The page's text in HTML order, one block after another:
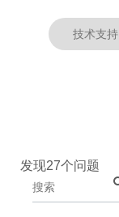
技术支持
发现27个问题